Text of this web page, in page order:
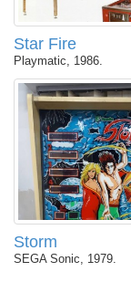
Star Fire
Playmatic, 1986.
Storm
SEGA Sonic, 1979.